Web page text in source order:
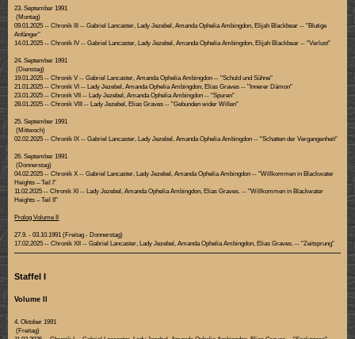
23. September 1991
(Montag)
09.01.2025 -- Chronik III -- Gabriel Lancaster, Lady Jezebel, Amanda Ophelia Ambingdon, Elijah Blackbear -- "Blutige
Anfänger"
14.01.2025 -- Chronik IV -- Gabriel Lancaster, Lady Jezebel, Amanda Ophelia Ambingdon, Elijah Blackbear -- "Verlust"
24. September 1991
(Dienstag)
19.01.2025 -- Chronik V -- Gabriel Lancaster, Amanda Ophelia Ambingdon -- "Schuld und Sühne"
21.01.2025 -- Chronik VI -- Lady Jezebel, Amanda Ophelia Ambingdon, Elias Graves -- "Innerer Dämon"
23.01.2025 -- Chronik VII -- Lady Jezebel, Amanda Ophelia Ambingdon -- "Spuren"
28.01.2025 -- Chronik VIII -- Lady Jezebel, Elias Graves -- "Gebunden wider Willen"
25. September 1991
(Mittwoch)
02.02.2025 -- Chronik IX -- Gabriel Lancaster, Lady Jezebel, Amanda Ophelia Ambingdon -- "Schatten der Vergangenheit"
26. September 1991
(Donnerstag)
04.02.2025 -- Chronik X -- Gabriel Lancaster, Lady Jezebel, Amanda Ophelia Ambingdon -- "Willkommen in Blackwater
Heights – Teil I"
11.02.2025 -- Chronik XI -- Lady Jezebel, Amanda Ophelia Ambingdon, Elias Graves. -- "Willkommen in Blackwater
Heights – Teil II"
Prolog Volume II
27.9. - 03.10.1991 (Freitag - Donnerstag)
17.02.2025 -- Chronik XII -- Gabriel Lancaster, Lady Jezebel, Amanda Ophelia Ambingdon, Elias Graves. -- "Zeitsprung"
Staffel I
Volume II
4. Oktober 1991
(Freitag)